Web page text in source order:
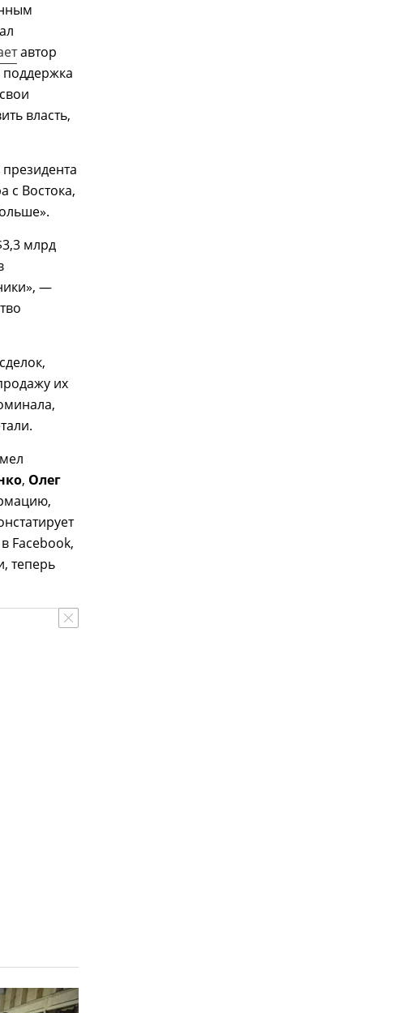
автор
поддержка
власть,
с Востока,
млрд
—
их
, Олег
Facebook,
теперь